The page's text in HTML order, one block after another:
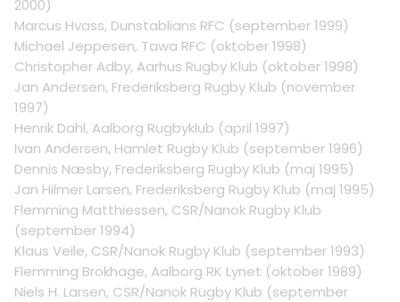
2000)
Marcus Hvass, Dunstablians RFC (september 1999)
Michael Jeppesen, Tawa RFC (oktober 1998)
Christopher Adby, Aarhus Rugby Klub (oktober 1998)
Jan Andersen, Frederiksberg Rugby Klub (november
1997)
Henrik Dahl, Aalborg Rugbyklub (april 1997)
Ivan Andersen, Hamlet Rugby Klub (september 1996)
Dennis Næsby, Frederiksberg Rugby Klub (maj 1995)
Jan Hilmer Larsen, Frederiksberg Rugby Klub (maj 1995)
Flemming Matthiessen, CSR/Nanok Rugby Klub
(september 1994)
Klaus Veile, CSR/Nanok Rugby Klub (september 1993)
Flemming Brokhage, Aalborg RK Lynet (oktober 1989)
Niels H. Larsen, CSR/Nanok Rugby Klub (september